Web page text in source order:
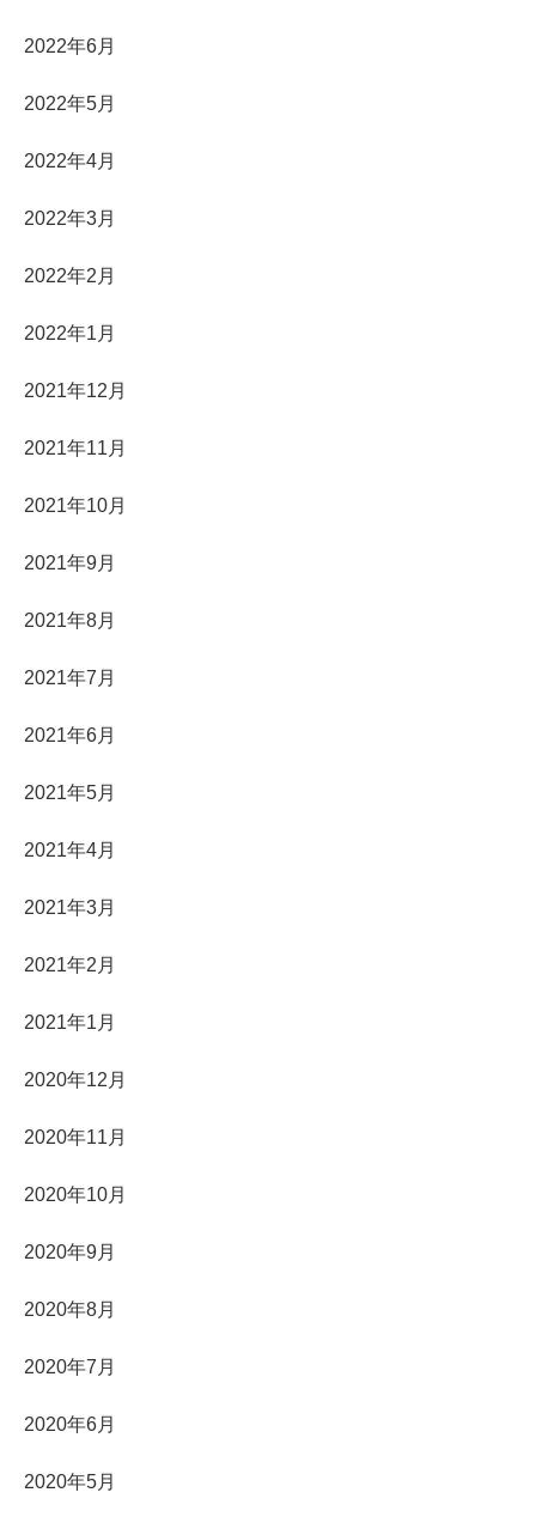
2022年6月
2022年5月
2022年4月
2022年3月
2022年2月
2022年1月
2021年12月
2021年11月
2021年10月
2021年9月
2021年8月
2021年7月
2021年6月
2021年5月
2021年4月
2021年3月
2021年2月
2021年1月
2020年12月
2020年11月
2020年10月
2020年9月
2020年8月
2020年7月
2020年6月
2020年5月